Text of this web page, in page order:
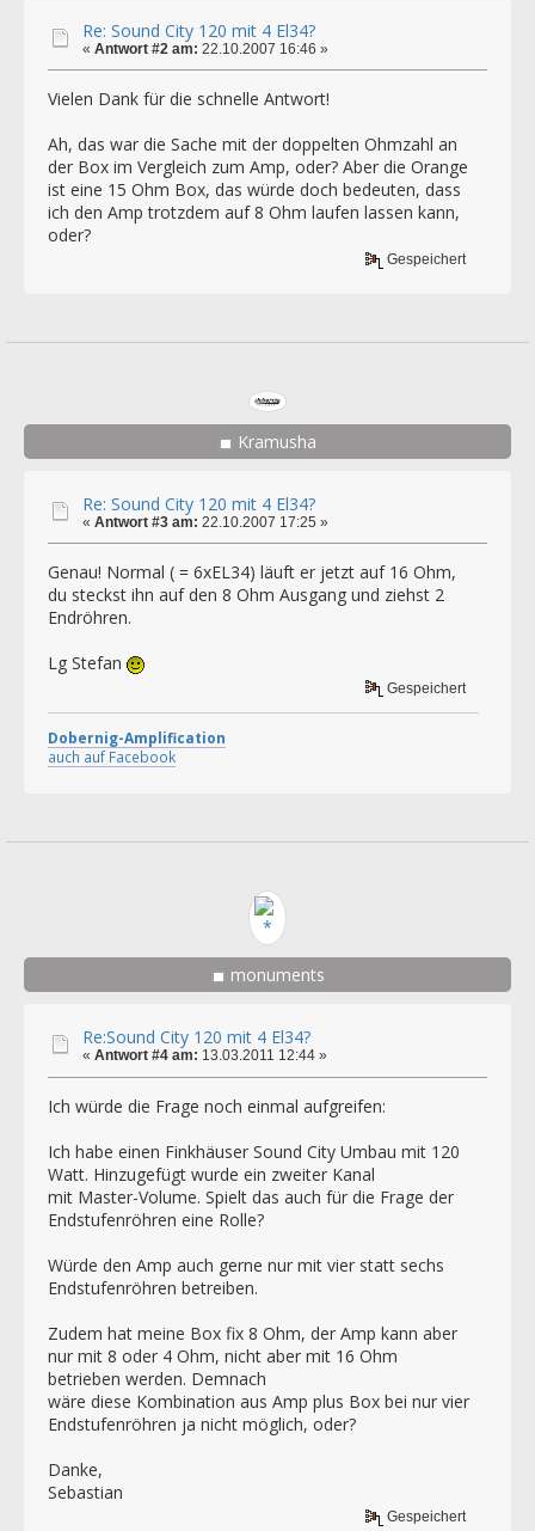
Re: Sound City 120 mit 4 El34?
« Antwort #2 am: 22.10.2007 16:46 »
Vielen Dank für die schnelle Antwort!
Ah, das war die Sache mit der doppelten Ohmzahl an
der Box im Vergleich zum Amp, oder? Aber die Orange
ist eine 15 Ohm Box, das würde doch bedeuten, dass
ich den Amp trotzdem auf 8 Ohm laufen lassen kann,
oder?
Gespeichert
Kramusha
Re: Sound City 120 mit 4 El34?
« Antwort #3 am: 22.10.2007 17:25 »
Genau! Normal ( = 6xEL34) läuft er jetzt auf 16 Ohm,
du steckst ihn auf den 8 Ohm Ausgang und ziehst 2
Endröhren.
Lg Stefan
Gespeichert
Dobernig-Amplification
auch auf Facebook
monuments
Re:Sound City 120 mit 4 El34?
« Antwort #4 am: 13.03.2011 12:44 »
Ich würde die Frage noch einmal aufgreifen:
Ich habe einen Finkhäuser Sound City Umbau mit 120
Watt. Hinzugefügt wurde ein zweiter Kanal
mit Master-Volume. Spielt das auch für die Frage der
Endstufenröhren eine Rolle?
Würde den Amp auch gerne nur mit vier statt sechs
Endstufenröhren betreiben.
Zudem hat meine Box fix 8 Ohm, der Amp kann aber
nur mit 8 oder 4 Ohm, nicht aber mit 16 Ohm
betrieben werden. Demnach
wäre diese Kombination aus Amp plus Box bei nur vier
Endstufenröhren ja nicht möglich, oder?
Danke,
Sebastian
Gespeichert